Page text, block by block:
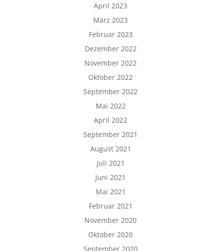
April 2023
März 2023
Februar 2023
Dezember 2022
November 2022
Oktober 2022
September 2022
Mai 2022
April 2022
September 2021
August 2021
Juli 2021
Juni 2021
Mai 2021
Februar 2021
November 2020
Oktober 2020
September 2020